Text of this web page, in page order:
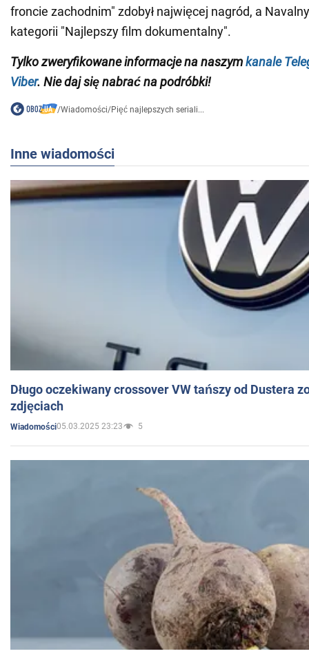
froncie zachodnim" zdobył najwięcej nagród, a
kategorii "Najlepszy film dokumentalny".
Tylkozweryfikowane informacje na naszymkanale
Viber. Nie daj się nabrać na podróbki!
/Wiadomości/Pięć najlepszych seriali...
Inne wiadomości
Długo oczekiwany crossover VW tańszy od Dustera
zdjęciach
Wiadomości05.03.2025 23:23 5